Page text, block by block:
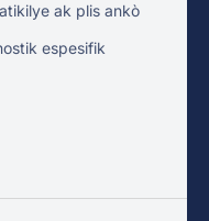
ak plis ankò
espesifik